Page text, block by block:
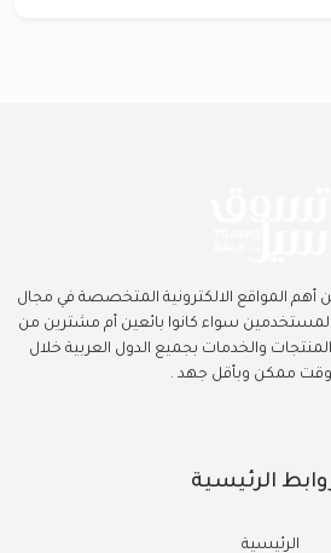
المواقع الالكترونية المتخصصة في مجال
المستخدمين سواء كانوا بائعين أم مشترين من
والخدمات بجميع الدول العربية خلال
ممكن وبأقل جهد .
الرئيسية
الرئيسية